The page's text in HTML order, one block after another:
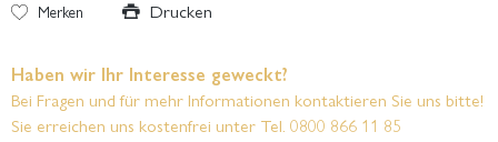
Merken Drucken
Haben wir Ihr Interesse geweckt?
Bei Fragen und für mehr Informationen kontaktieren Sie uns bitte!
Sie erreichen uns kostenfrei unter Tel. 0800 866 11 85